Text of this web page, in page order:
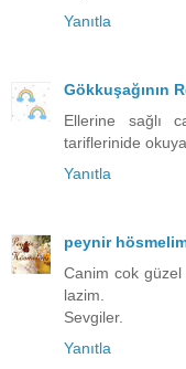
Yanıtla
Gökkuşağının
Ellerine sağlı
tariflerinide
Yanıtla
peynir
Canim cok
lazim.
Sevgiler.
Yanıtla